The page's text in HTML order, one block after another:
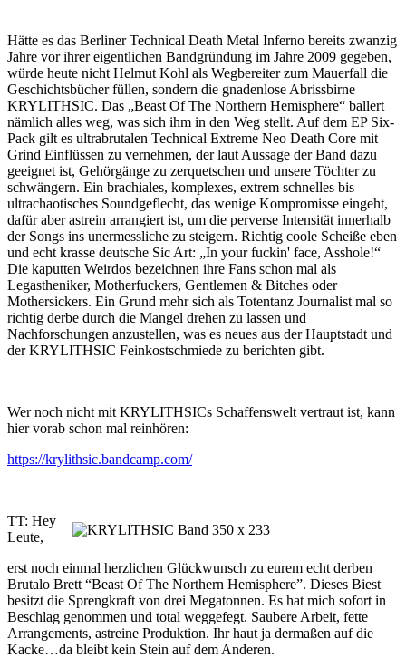
Hätte es das Berliner Technical Death Metal Inferno bereits zwanzig
Jahre vor ihrer eigentlichen Bandgründung im Jahre 2009 gegeben,
würde heute nicht Helmut Kohl als Wegbereiter zum Mauerfall die
Geschichtsbücher füllen, sondern die gnadenlose Abrissbirne
KRYLITHSIC. Das „Beast Of The Northern Hemisphere“ ballert
nämlich alles weg, was sich ihm in den Weg stellt. Auf dem EP Six-
Pack gilt es ultrabrutalen Technical Extreme Neo Death Core mit
Grind Einflüssen zu vernehmen, der laut Aussage der Band dazu
geeignet ist, Gehörgänge zu zerquetschen und unsere Töchter zu
schwängern. Ein brachiales, komplexes, extrem schnelles bis
ultrachaotisches Soundgeflecht, das wenige Kompromisse eingeht,
dafür aber astrein arrangiert ist, um die perverse Intensität innerhalb
der Songs ins unermessliche zu steigern. Richtig coole Scheiße eben
und echt krasse deutsche Sic Art: „In your fuckin' face, Asshole!“
Die kaputten Weirdos bezeichnen ihre Fans schon mal als
Legastheniker, Motherfuckers, Gentlemen & Bitches oder
Mothersickers. Ein Grund mehr sich als Totentanz Journalist mal so
richtig derbe durch die Mangel drehen zu lassen und
Nachforschungen anzustellen, was es neues aus der Hauptstadt und
der KRYLITHSIC Feinkostschmiede zu berichten gibt.
Wer noch nicht mit KRYLITHSICs Schaffenswelt vertraut ist, kann
hier vorab schon mal reinhören:
https://krylithsic.bandcamp.com/
TT: Hey
Leute,
erst noch einmal herzlichen Glückwunsch zu eurem echt derben
Brutalo Brett “Beast Of The Northern Hemisphere”. Dieses Biest
besitzt die Sprengkraft von drei Megatonnen. Es hat mich sofort in
Beschlag genommen und total weggefegt. Saubere Arbeit, fette
Arrangements, astreine Produktion. Ihr haut ja dermaßen auf die
Kacke…da bleibt kein Stein auf dem Anderen.